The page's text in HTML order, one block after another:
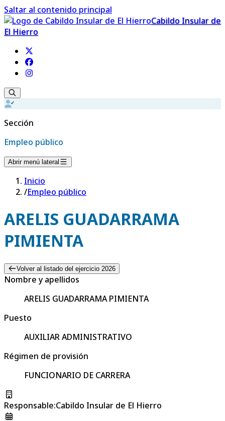
Saltar al contenido principal
Cabildo Insular de
El Hierro
Sección
Empleo público
Abrir menú lateral
Inicio
/Empleo público
ARELIS GUADARRAMA
PIMIENTA
Volver al listado del ejercicio 2026
Nombre y apellidos
ARELIS GUADARRAMA PIMIENTA
Puesto
AUXILIAR ADMINISTRATIVO
Régimen de provisión
FUNCIONARIO DE CARRERA
Responsable:Cabildo Insular de El Hierro